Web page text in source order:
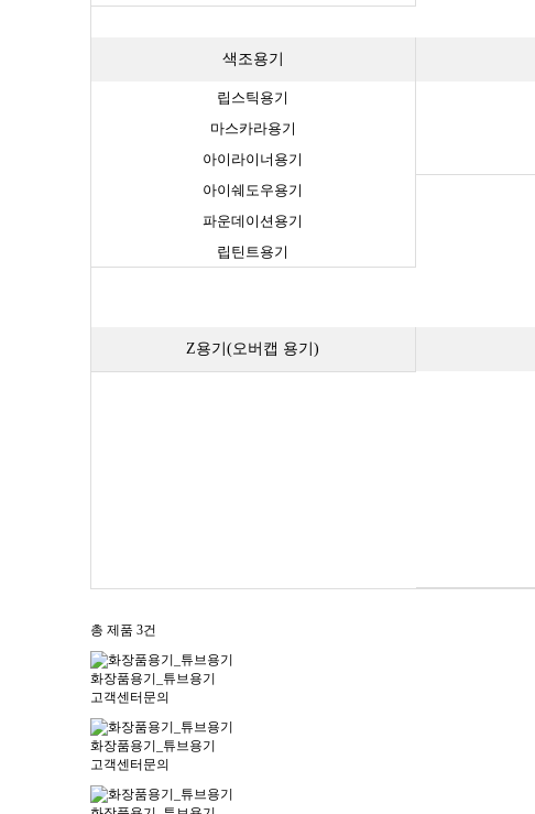
색조용기
립스틱용기
마스카라용기
아이라이너용기
아이쉐도우용기
파운데이션용기
립틴트용기
Z용기(오버캡 용기)
총 제품 3건
화장품용기_튜브용기
고객센터문의
화장품용기_튜브용기
고객센터문의